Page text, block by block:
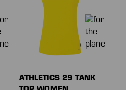
ATHLETICS 29 TANK